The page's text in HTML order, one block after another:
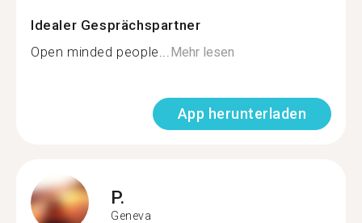
Idealer Gesprächspartner
Open minded people...Mehr lesen
App herunterladen
P.
Geneva